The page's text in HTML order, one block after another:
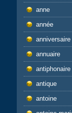
anne
année
anniversaire
annuaire
antiphonaire
antique
antoine